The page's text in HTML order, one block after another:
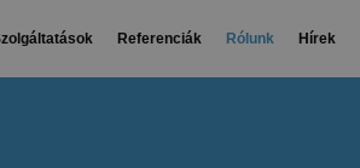
Referenciák Rólunk Hírek